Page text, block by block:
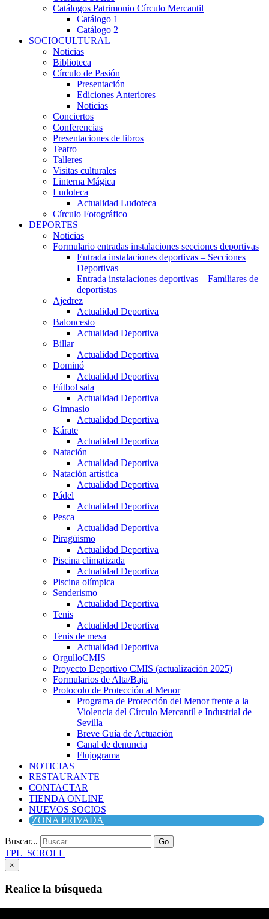
Catálogos Patrimonio Círculo Mercantil
Catálogo 1
Catálogo 2
SOCIOCULTURAL
Noticias
Biblioteca
Círculo de Pasión
Presentación
Ediciones Anteriores
Noticias
Conciertos
Conferencias
Presentaciones de libros
Teatro
Talleres
Visitas culturales
Linterna Mágica
Ludoteca
Actualidad Ludoteca
Círculo Fotográfico
DEPORTES
Noticias
Formulario entradas instalaciones secciones deportivas
Entrada instalaciones deportivas – Secciones
Deportivas
Entrada instalaciones deportivas – Familiares de
deportistas
Ajedrez
Actualidad Deportiva
Baloncesto
Actualidad Deportiva
Billar
Actualidad Deportiva
Dominó
Actualidad Deportiva
Fútbol sala
Actualidad Deportiva
Gimnasio
Actualidad Deportiva
Kárate
Actualidad Deportiva
Natación
Actualidad Deportiva
Natación artística
Actualidad Deportiva
Pádel
Actualidad Deportiva
Pesca
Actualidad Deportiva
Piragüismo
Actualidad Deportiva
Piscina climatizada
Actualidad Deportiva
Piscina olímpica
Senderismo
Actualidad Deportiva
Tenis
Actualidad Deportiva
Tenis de mesa
Actualidad Deportiva
OrgulloCMIS
Proyecto Deportivo CMIS (actualización 2025)
Formularios de Alta/Baja
Protocolo de Protección al Menor
Programa de Protección del Menor frente a la
Violencia del Círculo Mercantil e Industrial de
Sevilla
Breve Guía de Actuación
Canal de denuncia
Flujograma
NOTICIAS
RESTAURANTE
CONTACTAR
TIENDA ONLINE
NUEVOS SOCIOS
ZONA PRIVADA
Buscar... Go
TPL_SCROLL
×
Realice la búsqueda